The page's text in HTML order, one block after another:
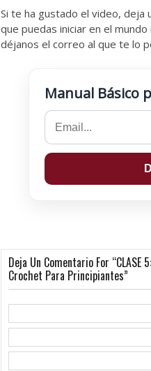
Si te ha gustado el video, deja
que puedas iniciar en el
déjanos el correo al que te lo
Manual Básico
Deja Un Comentario For
Crochet Para Principiantes”